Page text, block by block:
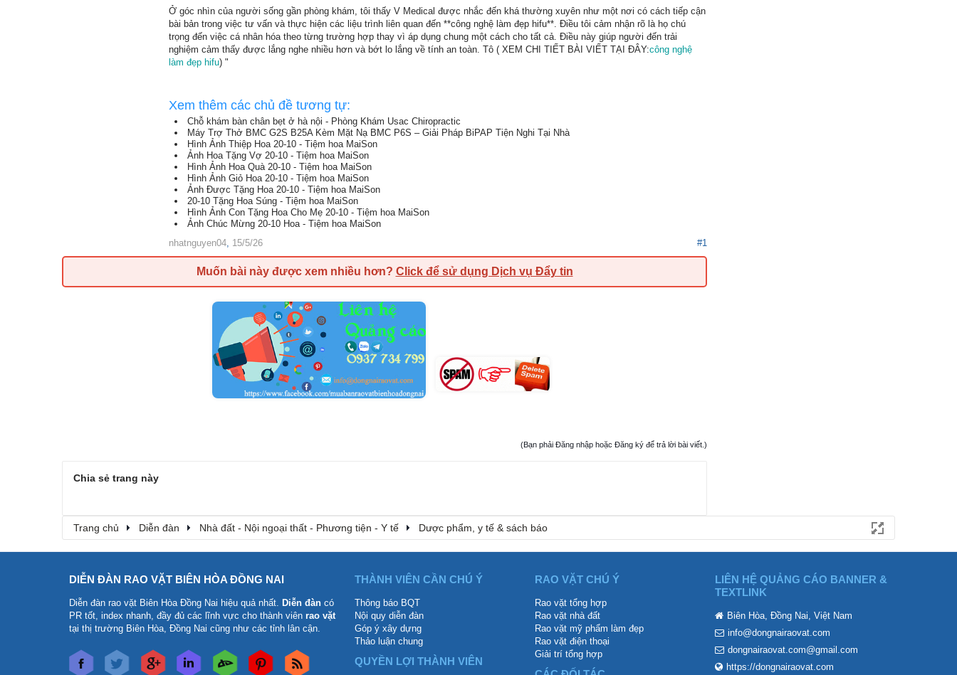
Ở góc nhìn của người sống gần phòng khám, tôi thấy V Medical được nhắc đến khá thường xuyên như một nơi có cách tiếp cận
bài bản trong việc tư vấn và thực hiện các liệu trình liên quan đến **công nghệ làm đẹp hifu**. Điều tôi cảm nhận rõ là họ chú
trọng đến việc cá nhân hóa theo từng trường hợp thay vì áp dụng chung một cách cho tất cả. Điều này giúp người đến trải
nghiệm cảm thấy được lắng nghe nhiều hơn và bớt lo lắng về tính an toàn. Tô ( XEM CHI TIẾT BÀI VIẾT TẠI ĐÂY:công nghệ
làm đẹp hifu) "
Xem thêm các chủ đề tương tự:
Chỗ khám bàn chân bẹt ở hà nội - Phòng Khám Usac Chiropractic
Máy Trợ Thở BMC G2S B25A Kèm Mặt Nạ BMC P6S – Giải Pháp BiPAP Tiện Nghi Tại Nhà
Hình Ảnh Thiệp Hoa 20-10 - Tiệm hoa MaiSon
Ảnh Hoa Tặng Vợ 20-10 - Tiệm hoa MaiSon
Hình Ảnh Hoa Quà 20-10 - Tiệm hoa MaiSon
Hình Ảnh Giỏ Hoa 20-10 - Tiệm hoa MaiSon
Ảnh Được Tặng Hoa 20-10 - Tiệm hoa MaiSon
20-10 Tặng Hoa Súng - Tiệm hoa MaiSon
Hình Ảnh Con Tặng Hoa Cho Mẹ 20-10 - Tiệm hoa MaiSon
Ảnh Chúc Mừng 20-10 Hoa - Tiệm hoa MaiSon
nhatnguyen04, 15/5/26 #1
Muốn bài này được xem nhiều hơn? Click để sử dụng Dịch vụ Đẩy tin
(Bạn phải Đăng nhập hoặc Đăng ký để trả lời bài viết.)
Chia sẻ trang này
Trang chủ Diễn đàn Nhà đất - Nội ngoại thất - Phương tiện - Y tế Dược phẩm, y tế & sách báo
DIỄN ĐÀN RAO VẶT BIÊN HÒA ĐỒNG NAI
Diễn đàn rao vặt Biên Hòa Đồng Nai hiệu quả nhất. Diễn đàn có
PR tốt, index nhanh, đầy đủ các lĩnh vực cho thành viên rao vặt
tại thị trường Biên Hòa, Đồng Nai cũng như các tỉnh lân cận.
THÀNH VIÊN CẦN CHÚ Ý
Thông báo BQT
Nội quy diễn đàn
Góp ý xây dựng
Thảo luận chung
QUYỀN LỢI THÀNH VIÊN
RAO VẶT CHÚ Ý
Rao vặt tổng hợp
Rao vặt nhà đất
Rao vặt mỹ phẩm làm đẹp
Rao vặt điện thoại
Giải trí tổng hợp
LIÊN HỆ QUẢNG CÁO BANNER &
TEXTLINK
Biên Hòa, Đồng Nai, Việt Nam
info@dongnairaovat.com
dongnairaovat.com@gmail.com
https://dongnairaovat.com